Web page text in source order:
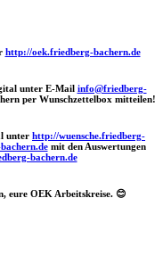
http://oek.friedberg-bachern.de
unter E-Mail info@friedberg-
per Wunschzettelbox mitteilen!
unter http://wuensche.friedberg-
mit den Auswertungen
bachern.de
eure OEK Arbeitskreise. 😊